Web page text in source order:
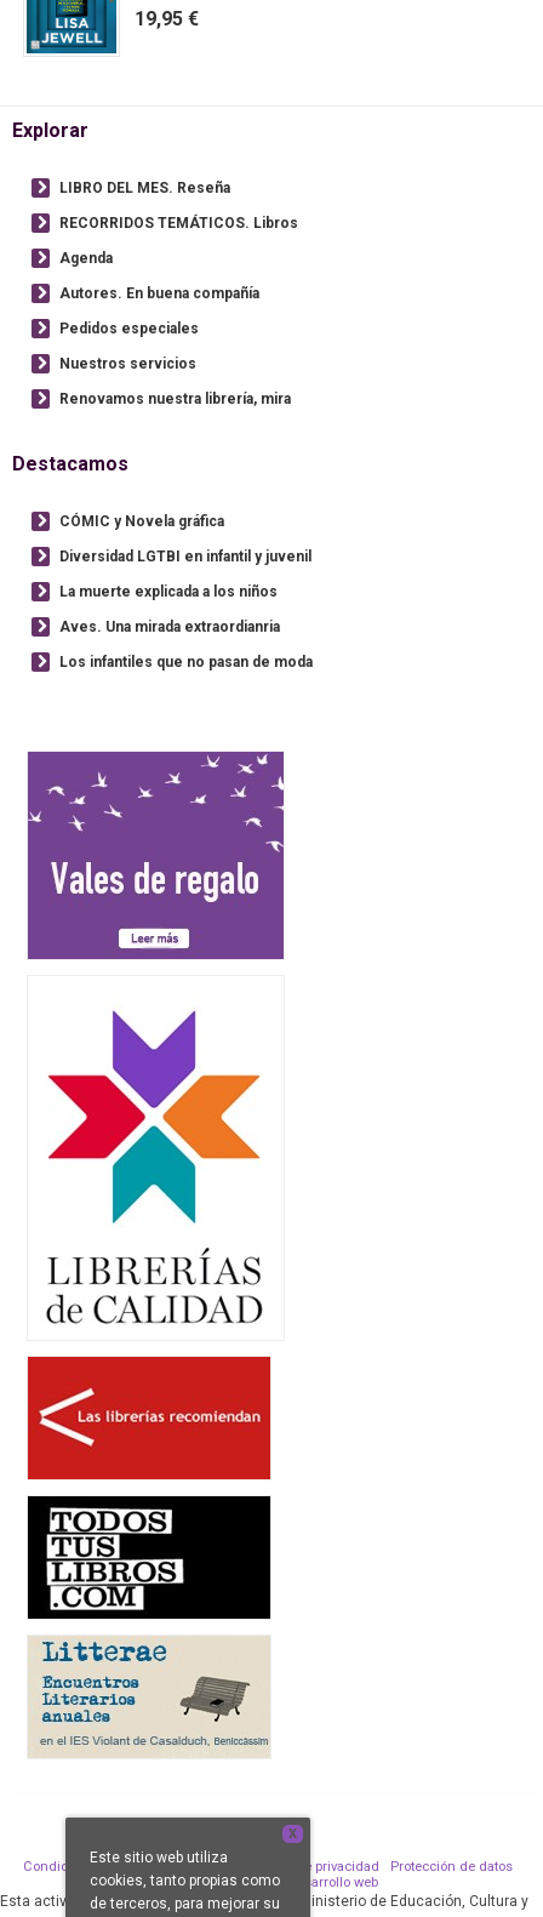
19,95 €
Explorar
LIBRO DEL MES. Reseña
RECORRIDOS TEMÁTICOS. Libros
Agenda
Autores. En buena compañía
Pedidos especiales
Nuestros servicios
Renovamos nuestra librería, mira
Destacamos
CÓMIC y Novela gráfica
Diversidad LGTBI en infantil y juvenil
La muerte explicada a los niños
Aves. Una mirada extraordianria
Los infantiles que no pasan de moda
Condiciones de venta Aviso legal Política de privacidad
Protección de datos
Política de Cookies
Desarrollo web
Esta actividad ha sido subvencionada por el Ministerio de Educación, Cultura y
X
Este sitio web utiliza
cookies, tanto propias como
de terceros, para mejorar su